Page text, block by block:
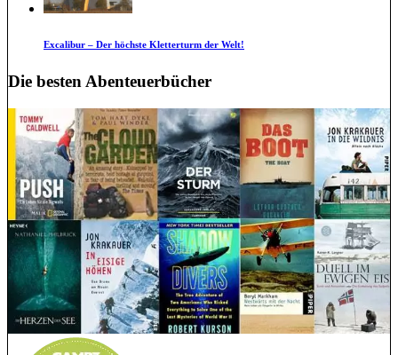
Excalibur – Der höchste Kletterturm der Welt!
Die besten Abenteuerbücher